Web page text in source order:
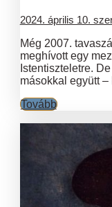
2024. április 10.
Még 2007.
meghívott egy
Istentiszteletre.
másokkal együtt
Tovább